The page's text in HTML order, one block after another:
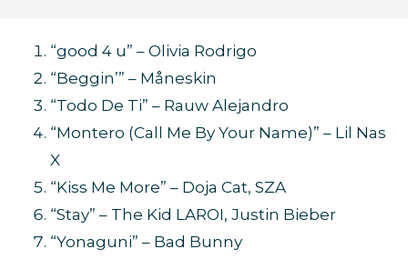
“good 4 u” – Olivia Rodrigo
“Beggin’” – Måneskin
“Todo De Ti” – Rauw Alejandro
“Montero (Call Me By Your Name)” – Lil Nas
X
“Kiss Me More” – Doja Cat, SZA
“Stay” – The Kid LAROI, Justin Bieber
“Yonaguni” – Bad Bunny